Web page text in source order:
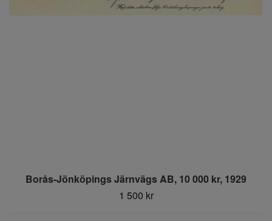
Borås-Jönköpings Järnvägs AB, 10 000 kr, 1929
1 500 kr